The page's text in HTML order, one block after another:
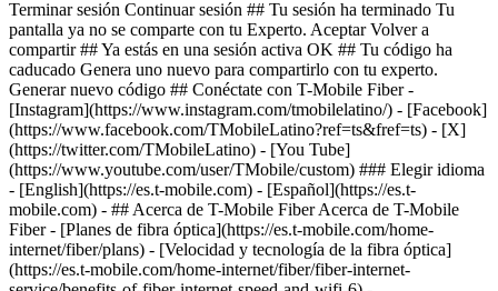
Terminar sesión Continuar sesión ## Tu sesión ha terminado Tu
pantalla ya no se comparte con tu Experto. Aceptar Volver a
compartir ## Ya estás en una sesión activa OK ## Tu código ha
caducado Genera uno nuevo para compartirlo con tu experto.
Generar nuevo código ## Conéctate con T-Mobile Fiber -
[Instagram](https://www.instagram.com/tmobilelatino/) - [Facebook]
(https://www.facebook.com/TMobileLatino?ref=ts&fref=ts) - [X]
(https://twitter.com/TMobileLatino) - [You Tube]
(https://www.youtube.com/user/TMobile/custom) ### Elegir idioma
- [English](https://es.t-mobile.com) - [Español](https://es.t-
mobile.com) - ## Acerca de T-Mobile Fiber Acerca de T-Mobile
Fiber - [Planes de fibra óptica](https://es.t-mobile.com/home-
internet/fiber/plans) - [Velocidad y tecnología de la fibra óptica]
(https://es.t-mobile.com/home-internet/fiber/fiber-internet-